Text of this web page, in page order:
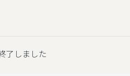
了しました